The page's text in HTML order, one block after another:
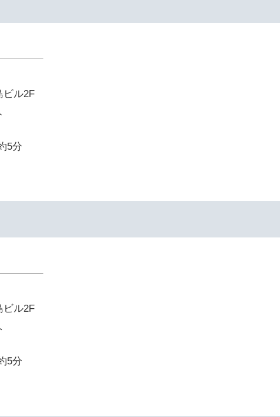
ビル2F
5分
ビル2F
5分